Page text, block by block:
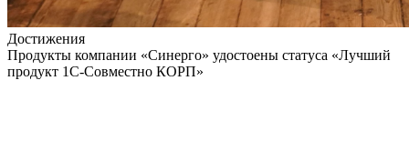
Достижения
Продукты компании «Синерго» удостоены статуса «Лучший
продукт 1С-Совместно КОРП»